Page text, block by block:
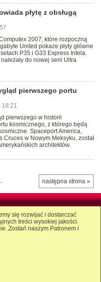
płytę z obsługą
2007, które rozpoczną
United pokaże płyty główne
P35 i G33 Express Intela.
należały do nowej serii Ultra
pierwszego portu
18:21
pierwszego w historii
kosmicznego, z którego będą
Spaceport America,
Cruces w Nowym Meksyku, został
architektów.
następna strona »
się rozwijać i dostarczać
treści wysokiej jakości.
Zostań naszym Patronem i